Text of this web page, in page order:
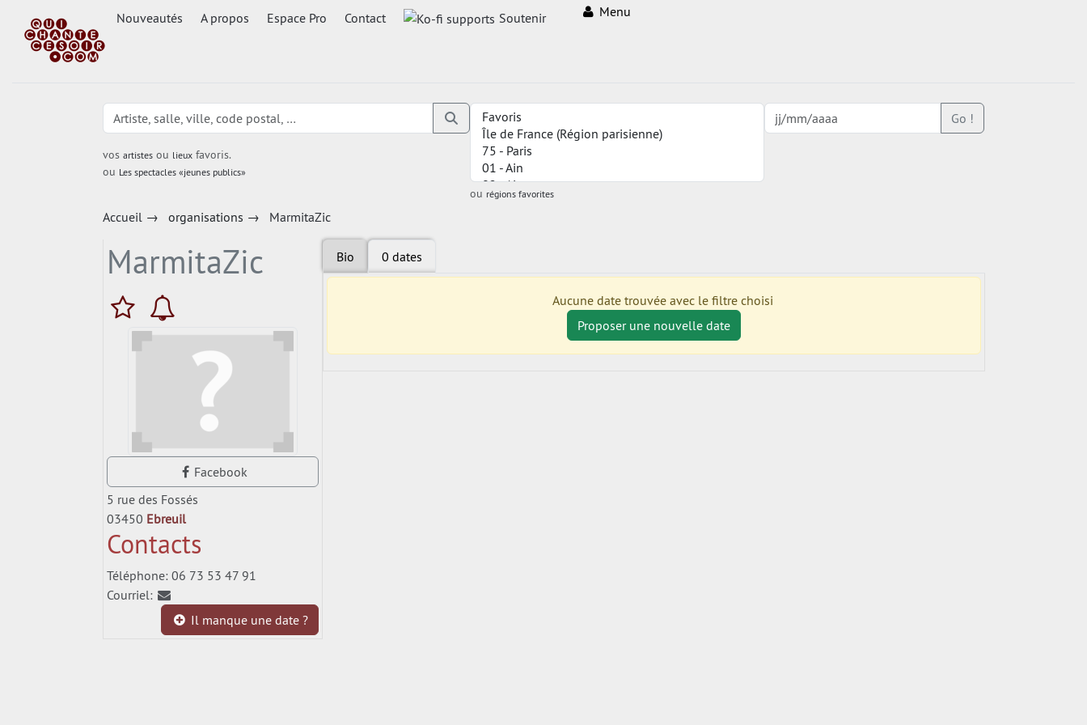
Nouveautés A propos Espace Pro Contact Soutenir Menu
vos artistesou lieuxfavoris.
ou Les spectacles «jeunes publics»
ou régions favorites
Go !
Accueil→ organisations → MarmitaZic
MarmitaZic
Facebook
5 rue des Fossés
03450 Ebreuil
Contacts
Téléphone: 06 73 53 47 91
Courriel:
Il manque une date ?
Bio 0 dates
Aucune date trouvée avec le filtre choisi
Proposer une nouvelle date